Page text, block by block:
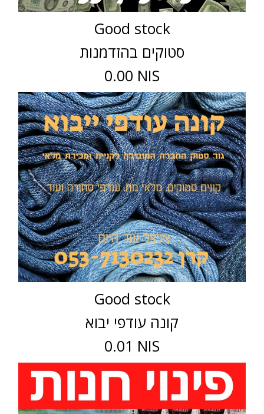
Good stock
סטוקים בהזדמנות
0.00 NIS
Good stock
קונה עודפי יבוא
0.01 NIS